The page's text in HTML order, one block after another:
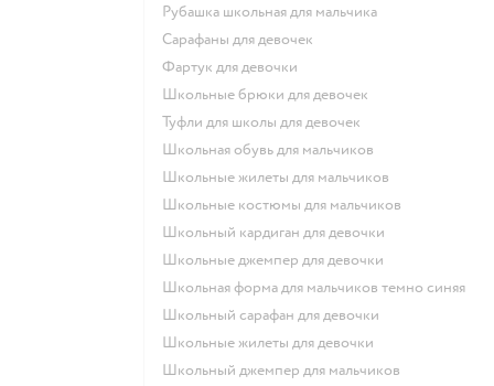
Рубашка школьная для мальчика
Сарафаны для девочек
Фартук для девочки
Школьные брюки для девочек
Туфли для школы для девочек
Школьная обувь для мальчиков
Школьные жилеты для мальчиков
Школьные костюмы для мальчиков
Школьный кардиган для девочки
Школьные джемпер для девочки
Школьная форма для мальчиков темно синяя
Школьный сарафан для девочки
Школьные жилеты для девочки
Школьный джемпер для мальчиков